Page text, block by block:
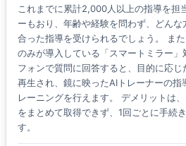
これまでに累計2,000人以上の指導を担
ーもおり、年齢や経験を問わず、どん
合った指導を受けられるでしょう。 ま
のみが導入している「スマートミラー」
フォンで質問に回答すると、目的に応
再生され、鏡に映ったAIトレーナーの指
レーニングを行えます。 デメリットは
をまとめて取得できず、1回ごとに手続
す。